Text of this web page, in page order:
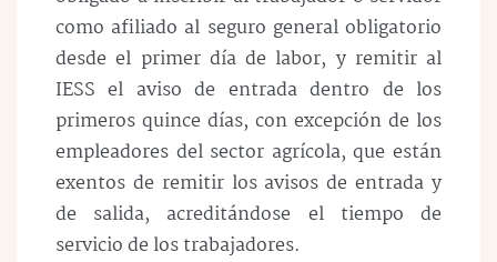
como afiliado al seguro general obligatorio
desde el primer día de labor, y remitir al
IESS el aviso de entrada dentro de los
primeros quince días, con excepción de los
empleadores del sector agrícola, que están
exentos de remitir los avisos de entrada y
de salida, acreditándose el tiempo de
servicio de los trabajadores.